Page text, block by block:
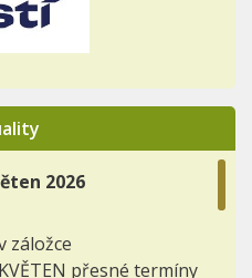
2026
záložce
přesné termíny